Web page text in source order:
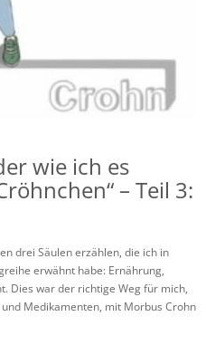
wie ich es
– Teil 3:
drei Säulen erzählen, die ich in
erwähnt habe: Ernährung,
Dies war der richtige Weg für mich,
Medikamenten, mit Morbus Crohn